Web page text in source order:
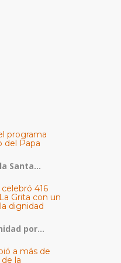
programa
del Papa
Santa...
416
Grita con un
dignidad
por...
a más de
la